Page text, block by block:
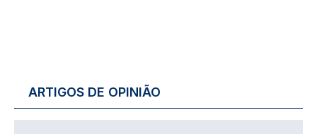
ARTIGOS DE OPINIÃO